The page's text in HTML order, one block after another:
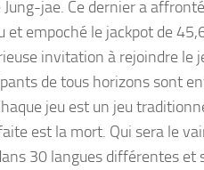
jae. Ce dernier a
empoché le jackpot de
invitation à rejoindre le
de tous horizons sont
jeu est un jeu
est la mort. Qui sera le
30 langues différentes et